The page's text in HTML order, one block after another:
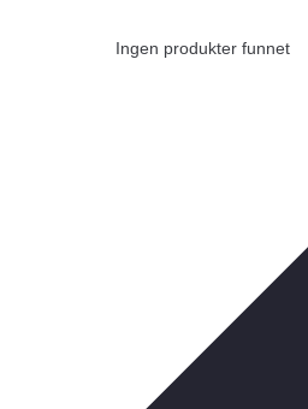
Ingen produkter funnet